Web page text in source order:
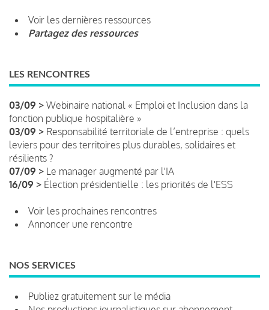
Voir les dernières ressources
Partagez des ressources
LES RENCONTRES
03/09 > Webinaire national « Emploi et Inclusion dans la
fonction publique hospitalière »
03/09 > Responsabilité territoriale de l’entreprise : quels
leviers pour des territoires plus durables, solidaires et
résilients ?
07/09 > Le manager augmenté par l'IA
16/09 > Élection présidentielle : les priorités de l'ESS
Voir les prochaines rencontres
Annoncer une rencontre
NOS SERVICES
Publiez gratuitement sur le média